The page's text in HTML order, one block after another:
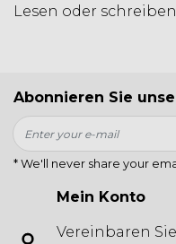
Lesen oder
Abonnieren Sie
* We'll never share your
Mein Konto
Vereinbaren